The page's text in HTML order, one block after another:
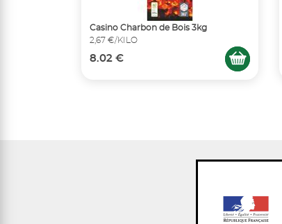
Casino Charbon de Bois 3kg
2,67 €/KILO
8.02 €